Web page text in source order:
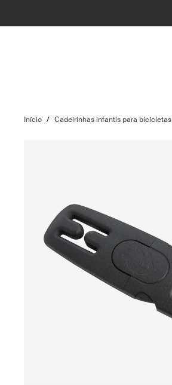
Início / Cadeirinhas infantis para bicicletas